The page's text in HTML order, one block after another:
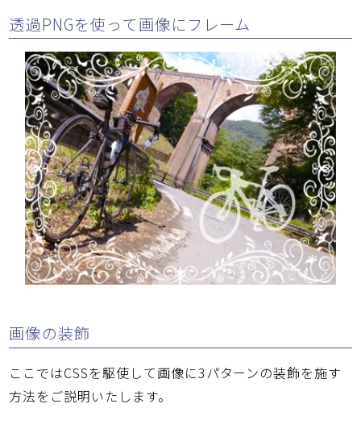
透過PNGを使って画像にフレーム
画像の装飾
ここではCSSを駆使して画像に3パターンの装飾を施す
方法をご説明いたします。